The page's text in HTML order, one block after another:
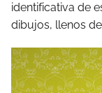
identificativa de
dibujos, llenos